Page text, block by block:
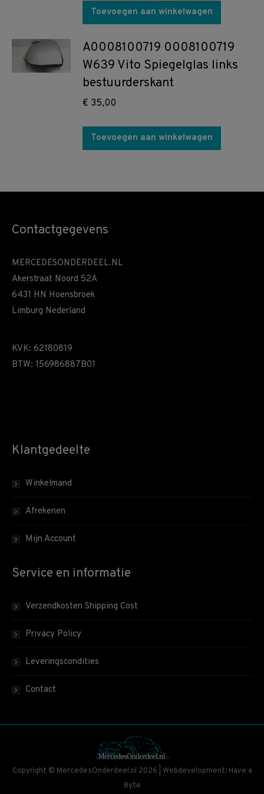
Toevoegen aan winkelwagen
A0008100719 0008100719
W639 Vito Spiegelglas links
bestuurderskant
€ 35,00
Toevoegen aan winkelwagen
Contactgegevens
MERCEDESONDERDEEL.NL
Akerstraat Noord 52A
6431 HN Hoensbroek
Limburg Nederland
KVK: 62180819
BTW: 156986887B01
Klantgedeelte
Winkelmand
Afrekenen
Mijn Account
Service en informatie
Verzendkosten Shipping Cost
Privacy Policy
Leveringscondities
Contact
Copyright © MercedesOnderdeel.nl 2026 | Webdevelopment: Have a
Byte